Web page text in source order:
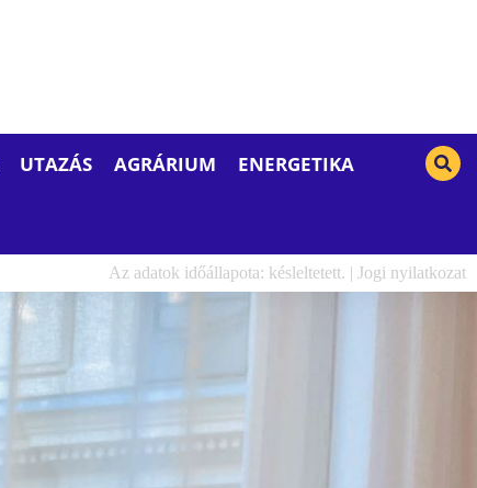
UTAZÁS AGRÁRIUM ENERGETIKA
Az adatok időállapota: késleltetett. | Jogi nyilatkozat